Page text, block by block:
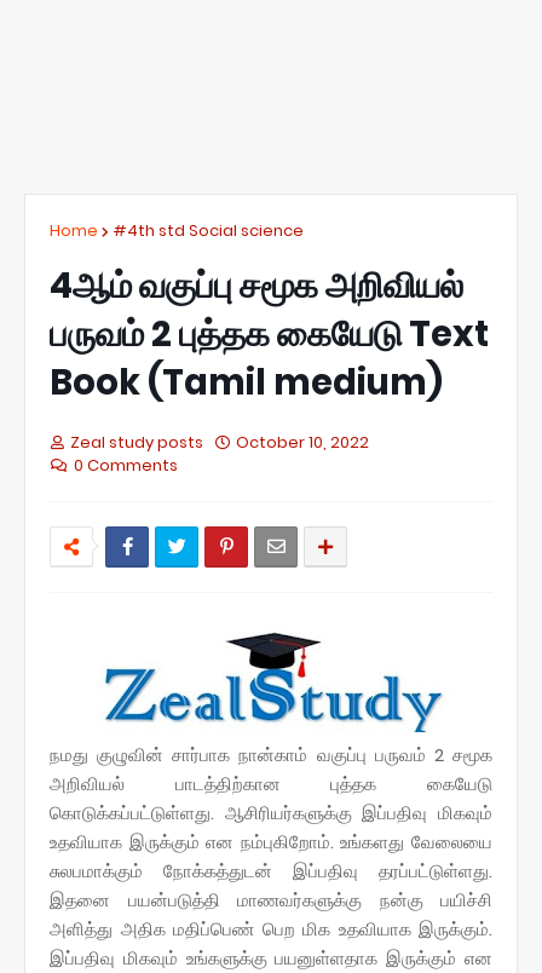
Home #4th std Social science
4ஆம் வகுப்பு சமூக அறிவியல்
பருவம் 2 புத்தக கையேடு Text
Book (Tamil medium)
Zeal study posts
October 10, 2022
0 Comments
நமது குழுவின் சார்பாக நான்காம் வகுப்பு பருவம் 2 சமூக
அறிவியல் பாடத்திற்கான புத்தக கையேடு
கொடுக்கப்பட்டுள்ளது. ஆசிரியர்களுக்கு இப்பதிவு மிகவும்
உதவியாக இருக்கும் என நம்புகிறோம். உங்களது வேலையை
சுலபமாக்கும் நோக்கத்துடன் இப்பதிவு தரப்பட்டுள்ளது.
இதனை பயன்படுத்தி மாணவர்களுக்கு நன்கு பயிச்சி
அளித்து அதிக மதிப்பெண் பெற மிக உதவியாக இருக்கும்.
இப்பதிவு மிகவும் உங்களுக்கு பயனுள்ளதாக இருக்கும் என